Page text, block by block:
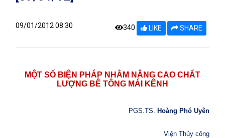
09/01/2012 08:30 340 LIKE SHARE
MỘT SỐ BIỆN PHÁP NHẰM NÂNG CAO CHẤT
LƯỢNG BÊ TÔNG MÁI KÊNH
PGS.TS. Hoàng Phó Uyên
Viện Thủy công